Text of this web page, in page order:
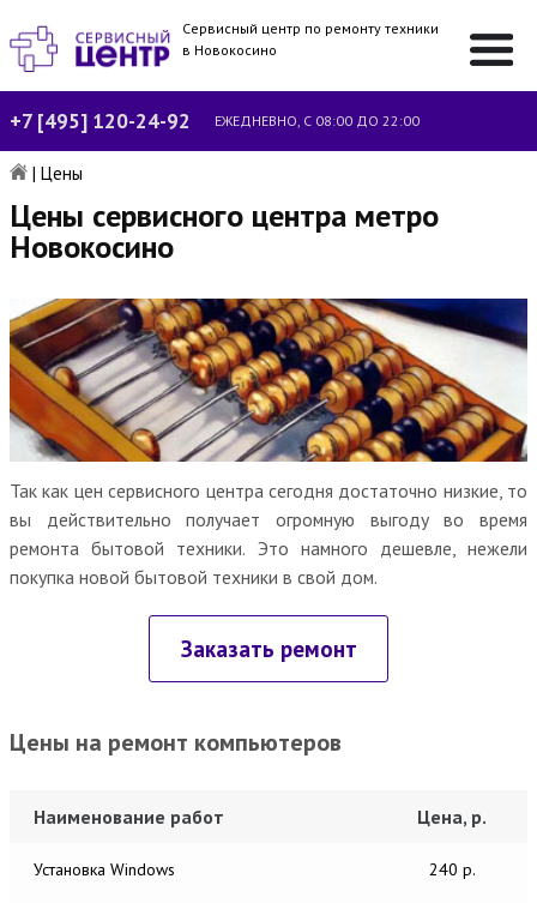
Сервисный центр по ремонту техники
в Новокосино
+7 [495] 120-24-92 ЕЖЕДНЕВНО, С 08:00 ДО 22:00
| Цены
Цены сервисного центра метро
Новокосино
Так как цен сервисного центра сегодня достаточно низкие, то
вы действительно получает огромную выгоду во время
ремонта бытовой техники. Это намного дешевле, нежели
покупка новой бытовой техники в свой дом.
Заказать ремонт
Цены на ремонт компьютеров
Наименование работ Цена, р.
Установка Windows 240 р.